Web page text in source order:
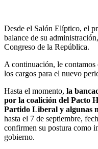
Desde el Salón Elíptico, el
balance de su
Congreso de la República.
A continuación, le
los cargos para el nuevo
Hasta el momento, la
por la coalición del Pacto
Partido Liberal y algunas
hasta el 7 de septiembre,
confirmen su postura como
gobierno.